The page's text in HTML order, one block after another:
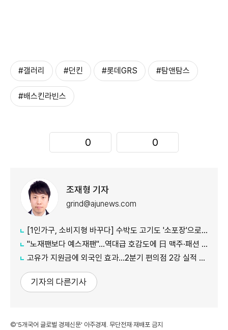
#갤러리 #던킨 #롯데GRS #탐앤탐스
#배스킨라빈스
0 0
조재형 기자
grind@ajunews.com
[1인가구, 소비지형 바꾸다] 수박도 고기도 '소포장'으로…필요한 만큼 사고 남기지 않아요
"노재팬보다 예스재팬"…역대급 호감도에 日 맥주·패션 '날개'
고유가 지원금에 외국인 효과…2분기 편의점 2강 실적 날았다
기자의 다른기사
©'5개국어 글로벌 경제신문' 아주경제. 무단전재·재배포 금지